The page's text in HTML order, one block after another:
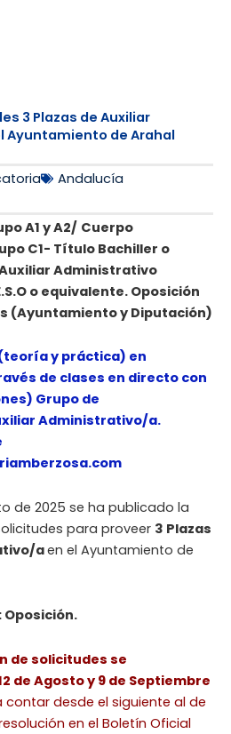
3 Plazas de Auxiliar
de Arahal
Andalucía
A1 y A2/ Cuerpo
C1- Título Bachiller o
Administrativo
o equivalente. Oposición
(Ayuntamiento y Diputación)
y práctica) en
de clases en directo con
Grupo de
Administrativo/a.
de 2025 se ha publicado la
para proveer 3 Plazas
aen el Ayuntamiento de
Oposición.
de solicitudes se
de Agosto y 9 de Septiembre
contar desde el siguiente al de
en el Boletín Oficial